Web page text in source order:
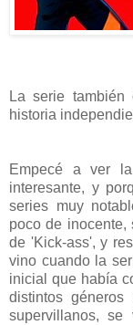
La serie
historia
Empecé a ver
interesante, y
series muy
poco de
de 'Kick-ass', y
vino cuando la
inicial que había
distintos
supervillanos, se